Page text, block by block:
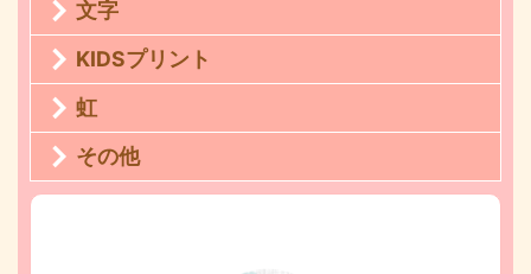
文字
KIDSプリント
虹
その他